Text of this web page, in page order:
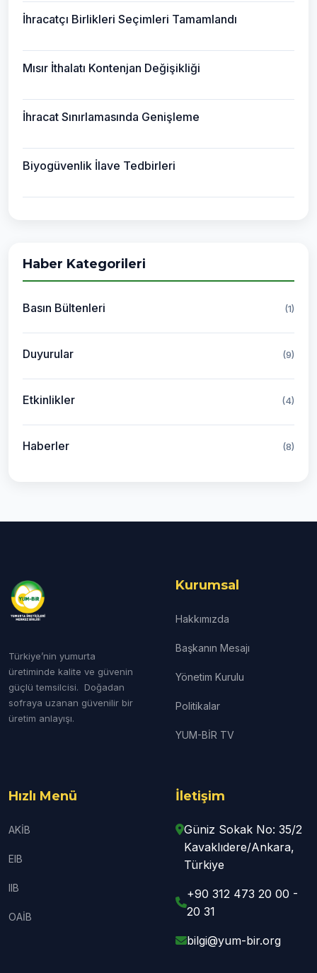
İhracatçı Birlikleri Seçimleri Tamamlandı
Mısır İthalatı Kontenjan Değişikliği
İhracat Sınırlamasında Genişleme
Biyogüvenlik İlave Tedbirleri
Haber Kategorileri
Basın Bültenleri (1)
Duyurular (9)
Etkinlikler (4)
Haberler (8)
Türkiye’nin yumurta
üretiminde kalite ve güvenin
güçlü temsilcisi. Doğadan
sofraya uzanan güvenilir bir
üretim anlayışı.
Kurumsal
Hakkımızda
Başkanın Mesajı
Yönetim Kurulu
Politikalar
YUM-BİR TV
Hızlı Menü
AKİB
EIB
IIB
OAİB
İletişim
Güniz Sokak No: 35/2
Kavaklıdere/Ankara,
Türkiye
+90 312 473 20 00 -
20 31
bilgi@yum-bir.org